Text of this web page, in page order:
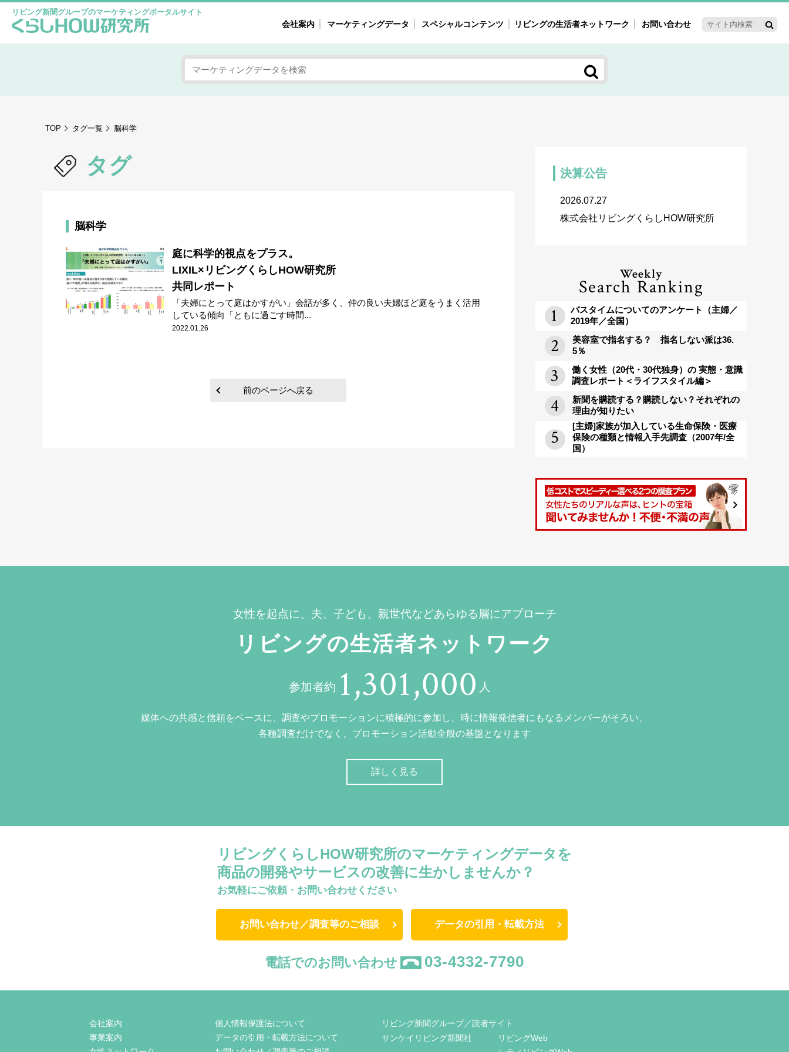
リビング新聞グループのマーケティングポータルサイト
会社案内 マーケティングデータ スペシャルコンテンツ
女性の気持ちと消費がリアルに見える
自主調査レポート
注目ターゲット・重点テーマ
40'ｓ～60'ｓマーケット研究室
リビングの生活者ネットワーク お問い合わせ
TOP タグ一覧 脳科学
タグ
脳科学
庭に科学的視点をプラス。
LIXIL×リビングくらしHOW研究所
共同レポート
「夫婦にとって庭はかすがい」会話が多く、仲の良い夫婦ほど庭をうまく活用
している傾向「ともに過ごす時間...
2022.01.26
前のページへ戻る
決算公告
2026.07.27
株式会社リビングくらしHOW研究所
Weekly
Search Ranking
バスタイムについてのアンケート（主婦／
2019年／全国）
美容室で指名する？ 指名しない派は36.
5％
働く女性（20代・30代独身）の 実態・意識
調査レポート＜ライフスタイル編＞
新聞を購読する？購読しない？それぞれの
理由が知りたい
[主婦]家族が加入している生命保険・医療
保険の種類と情報入手先調査（2007年/全
国）
女性を起点に、夫、子ども、親世代などあらゆる層にアプローチ
リビングの生活者ネットワーク
参加者約 1,301,000 人
媒体への共感と信頼をベースに、調査やプロモーションに積極的に参加し、時に情報発信者にもなるメンバーがそろい、
各種調査だけでなく、プロモーション活動全般の基盤となります
詳しく見る
リビングくらしHOW研究所のマーケティングデータを
商品の開発やサービスの改善に生かしませんか？
お気軽にご依頼・お問い合わせください
お問い合わせ／調査等のご相談 データの引用・転載方法
電話でのお問い合わせ 03-4332-7790
会社案内
事業案内
個人情報保護法について
データの引用・転載方法について
リビング新聞グループ／読者サイト
サンケイリビング新聞社
リビングWeb